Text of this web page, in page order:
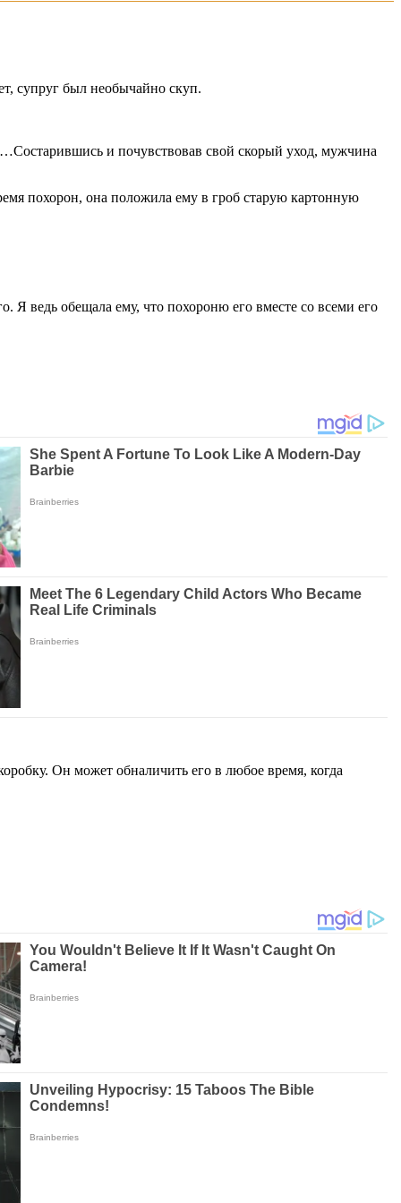
супруг был необычайно скуп.
и почувствовав свой скорый уход, мужчина
похорон, она положила ему в гроб старую картонную
ведь обещала ему, что похороню его вместе со всеми его
Он может обналичить его в любое время, когда